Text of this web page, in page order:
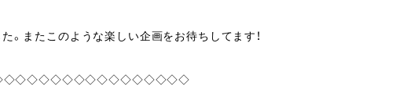
。またこのような楽しい企画をお待ちしてます！